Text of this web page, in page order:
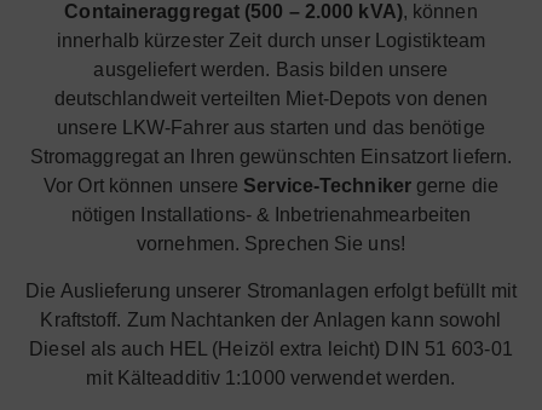
Containeraggregat (500 – 2.000 kVA), können
innerhalb kürzester Zeit durch unser Logistikteam
ausgeliefert werden. Basis bilden unsere
deutschlandweit verteilten Miet-Depots von denen
unsere LKW-Fahrer aus starten und das benötige
Stromaggregat an Ihren gewünschten Einsatzort liefern.
Vor Ort können unsere Service-Technikergerne die
nötigen Installations- & Inbetrienahmearbeiten
vornehmen. Sprechen Sie uns!
Die Auslieferung unserer Stromanlagen erfolgt befüllt mit
Kraftstoff. Zum Nachtanken der Anlagen kann sowohl
Diesel als auch HEL (Heizöl extra leicht) DIN 51 603-01
mit Kälteadditiv 1:1000 verwendet werden.